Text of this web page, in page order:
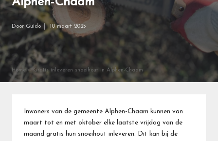
door
Door Guido 10 maart 2025
Home »Gratis inleveren snoeihout in Alphen-Chaam
Inwoners van de gemeente Alphen-Chaam kunnen van
maart tot en met oktober elke laatste vrijdag van de
maand gratis hun snoeihout inleveren. Dit kan bij de